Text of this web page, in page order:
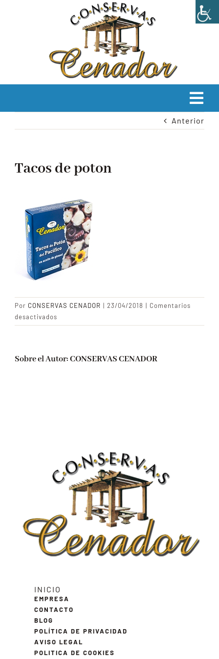
INICIO
CONTACTO
Blog
Anterior
Tacos de poton
Por CONSERVAS CENADOR | 23/04/2018 | Comentarios
desactivados
Tacos
Sobre el Autor:CONSERVAS CENADOR
INICIO
EMPRESA
CONTACTO
BLOG
POLÍTICA DE PRIVACIDAD
AVISO LEGAL
POLITICA DE COOKIES